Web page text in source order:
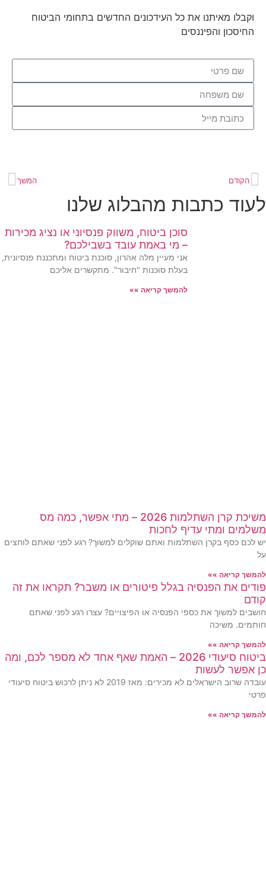
מאיתנו את כל העידכונים החדשים בתחומי הביטוח
והפיננסים
כתבות מהבלוג שלנו
סוכן ביטוח, משווק פנסיוני או נציג מכירות
– מי באמת עובד בשבילכם?
אני מעיין מלה אהרון, סוכנת ביטוח ומתכננת פנסיונית,
בעלת סוכנות "חיבור". מתקשרים אליכם
להמשך קריאה »»
משיכת קרן השתלמות 2026 – מתי אפשר, כמה מס
ומתי עדיף לחכות
בקרן השתלמות ואתם שוקלים למשוך? רגע לפני שאתם לוחצים
»»
הפנסיה בגלל פיטורים או משבר? תקראו את זה
את כספי הפנסיה או הפיצויים? עצרו רגע לפני שאתם
»»
ביטוח סיעודי 2026 – האמת שאף אחד לא מספר לכם, ומה
לעשות
עובדה שרוב הישראלים לא מכירים: מאז 2019 לא ניתן לרכוש ביטוח סיעודי
»»